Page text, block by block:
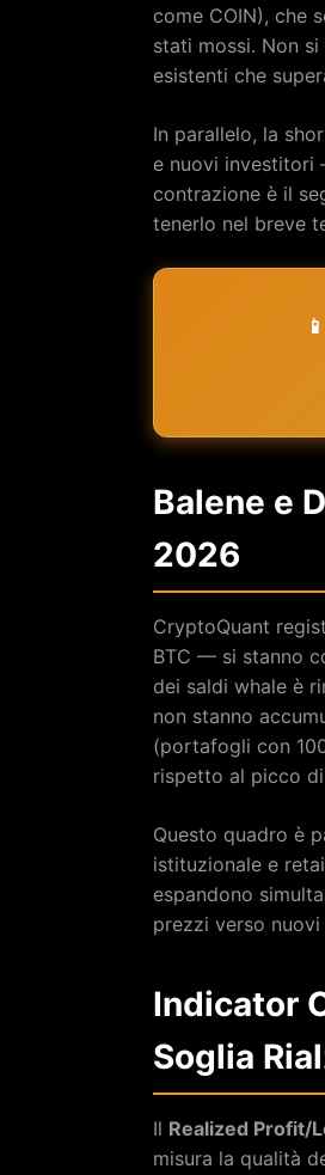
come COIN), che
stati mossi. Non
esistenti che
In parallelo, la
e nuovi
contrazione è il
tenerlo nel breve
Balene e
2026
CryptoQuant
BTC — si stanno
dei saldi whale è
non stanno
(portafogli con
rispetto al picco
Questo quadro è
istituzionale e
espandono
prezzi verso
Indicator
Soglia
Il Realized Profit/
misura la qualità